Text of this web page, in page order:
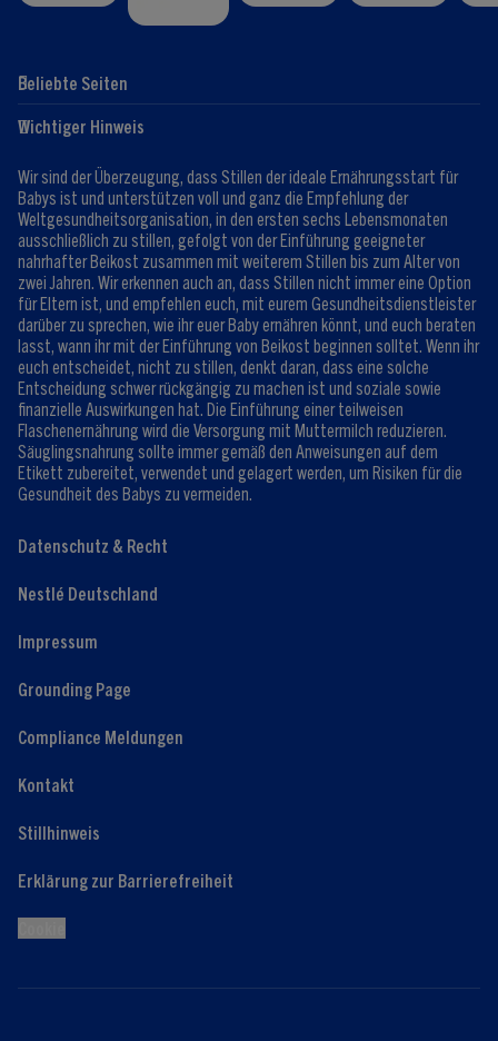
Beliebte Seiten
Hilfe
Expert:innen
Kontaktformular
Club-Info
Registrieren/Anmelden
Wichtiger Hinweis
Wir sind der Überzeugung, dass Stillen der ideale Ernährungsstart für
Babys ist und unterstützen voll und ganz die Empfehlung der
Weltgesundheitsorganisation, in den ersten sechs Lebensmonaten
ausschließlich zu stillen, gefolgt von der Einführung geeigneter
nahrhafter Beikost zusammen mit weiterem Stillen bis zum Alter von
zwei Jahren. Wir erkennen auch an, dass Stillen nicht immer eine Option
für Eltern ist, und empfehlen euch, mit eurem Gesundheitsdienstleister
darüber zu sprechen, wie ihr euer Baby ernähren könnt, und euch beraten
lasst, wann ihr mit der Einführung von Beikost beginnen solltet. Wenn ihr
euch entscheidet, nicht zu stillen, denkt daran, dass eine solche
Entscheidung schwer rückgängig zu machen ist und soziale sowie
finanzielle Auswirkungen hat. Die Einführung einer teilweisen
Flaschenernährung wird die Versorgung mit Muttermilch reduzieren.
Säuglingsnahrung sollte immer gemäß den Anweisungen auf dem
Etikett zubereitet, verwendet und gelagert werden, um Risiken für die
Gesundheit des Babys zu vermeiden.
Datenschutz & Recht
Nestlé Deutschland
Impressum
Grounding Page
Compliance Meldungen
Kontakt
Stillhinweis
Erklärung zur Barrierefreiheit